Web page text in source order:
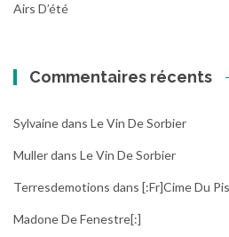
Airs D’été
Commentaires récents
Sylvainedans Le Vin De Sorbier
Mullerdans Le Vin De Sorbier
Terresdemotions dans [:fr]Cime Du
Madone De Fenestre[:]